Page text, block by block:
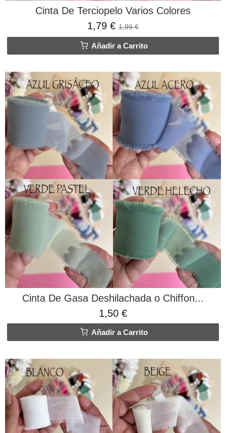
Cinta De Terciopelo Varios Colores
1,79 € 1,99 €
Añadir a Carrito
Cinta De Gasa Deshilachada o Chiffon...
1,50 €
Añadir a Carrito